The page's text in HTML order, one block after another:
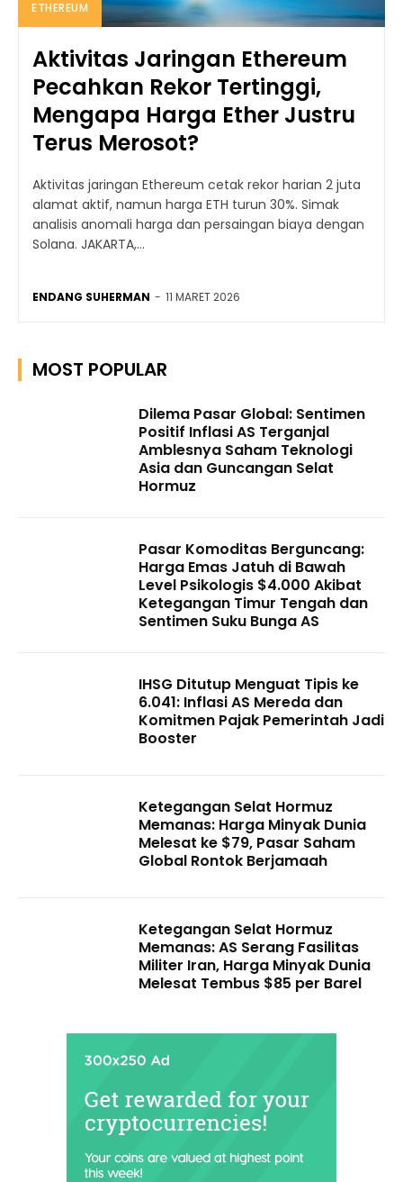
ETHEREUM
Aktivitas Jaringan Ethereum
Pecahkan Rekor Tertinggi,
Mengapa Harga Ether Justru
Terus Merosot?
Aktivitas jaringan Ethereum cetak rekor harian 2 juta
alamat aktif, namun harga ETH turun 30%. Simak
analisis anomali harga dan persaingan biaya dengan
Solana. JAKARTA,...
ENDANG SUHERMAN - 11 MARET 2026
MOST POPULAR
Dilema Pasar Global: Sentimen
Positif Inflasi AS Terganjal
Amblesnya Saham Teknologi
Asia dan Guncangan Selat
Hormuz
Pasar Komoditas Berguncang:
Harga Emas Jatuh di Bawah
Level Psikologis $4.000 Akibat
Ketegangan Timur Tengah dan
Sentimen Suku Bunga AS
IHSG Ditutup Menguat Tipis ke
6.041: Inflasi AS Mereda dan
Komitmen Pajak Pemerintah Jadi
Booster
Ketegangan Selat Hormuz
Memanas: Harga Minyak Dunia
Melesat ke $79, Pasar Saham
Global Rontok Berjamaah
Ketegangan Selat Hormuz
Memanas: AS Serang Fasilitas
Militer Iran, Harga Minyak Dunia
Melesat Tembus $85 per Barel